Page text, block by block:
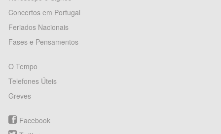
Concertos em Portugal
Feriados Nacionais
Fases e Pensamentos
O Tempo
Telefones Úteis
Greves
Facebook